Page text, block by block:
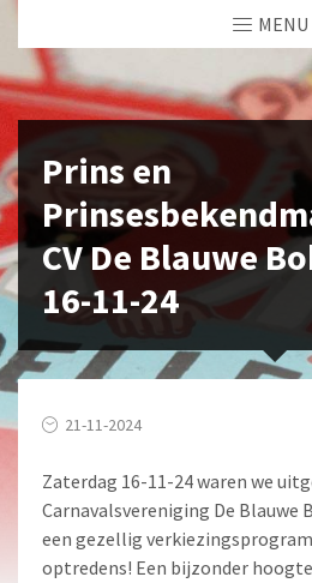
MENU
Prins en
CV De Blauwe
16-11-24
21-11-2024
Zaterdag 16-11-24 waren we
Carnavalsvereniging De Blauwe
een gezellig
optredens! Een bijzonder